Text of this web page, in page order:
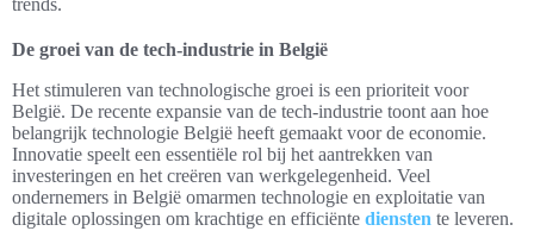
trends.
De groei van de tech-industrie in België
Het stimuleren van technologische groei is een prioriteit voor
België. De recente expansie van de tech-industrie toont aan hoe
belangrijk technologie België heeft gemaakt voor de economie.
Innovatie speelt een essentiële rol bij het aantrekken van
investeringen en het creëren van werkgelegenheid. Veel
ondernemers in België omarmen technologie en exploitatie van
digitale oplossingen om krachtige en efficiënte diensten te leveren.